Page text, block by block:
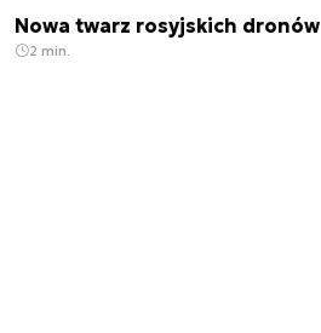
Nowa twarz rosyjskich dronów
2 min.